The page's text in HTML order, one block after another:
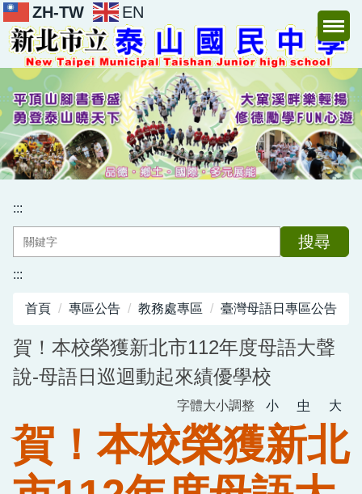
跳
到
主
要
內
容
區
ZH-TW EN
:::
搜尋
:::
首頁 專區公告 教務處專區 臺灣母語日專區公告
賀！本校榮獲新北市112年度母語大聲
說-母語日巡迴動起來績優學校
字體大小調整 小 中 大
賀！本校榮獲新北